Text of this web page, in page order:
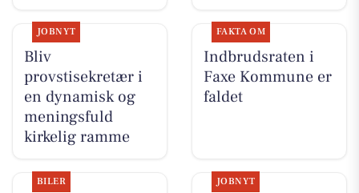
JOBNYT
Bliv
provstisekretær i
en dynamisk og
meningsfuld
kirkelig ramme
FAKTA OM
Indbrudsraten i
Faxe Kommune er
faldet
BILER JOBNYT